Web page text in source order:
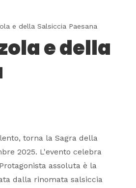
e della Salsiccia Paesana
e della
torna la Sagra della
2025. L'evento celebra
assoluta è la
dalla rinomata salsiccia